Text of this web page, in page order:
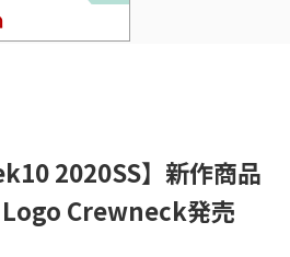
2020SS】新作商品
Crewneck発売